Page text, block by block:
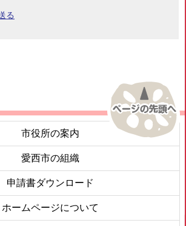
る
市役所の案内
愛西市の組織
申請書ダウンロード
ホームページについて